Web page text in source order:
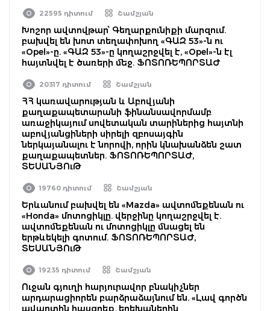
22595 դիտում Շամշյան
Խոշոր ավտովթար՝ Գեղարքունիքի մարզում.
բախվել են խոտ տեղափոխող «ԳԱԶ 53»-ն ու
«Opel»-ը. «ԳԱԶ 53»-ը կողաշրջվել է, «Opel»-ն էլ
հայտնվել է ծառերի մեջ. ՖՈՏՈՌԵՊՈՐՏԱԺ
20317 դիտում Շամշյան
ՀՀ կառավարության և Աբովյանի
քաղաքապետարանի ֆինանսավորմամբ
առաջիկայում սովետական տարիներից հայտնի
աբովյանցիների սիրելի զբոսայգին
ներկայանալու է նորովի, որին կնախանձեն շատ
քաղաքապետներ. ՖՈՏՈՌԵՊՈՐՏԱԺ,
ՏԵՍԱՆՅՈւԹ
19760 դիտում Շամշյան
Երևանում բախվել են «Mazda» ավտոմեքենան ու
«Honda» մոտոցիկլը. վերջինը կողաշրջվել է.
ավտոմեքենան ու մոտոցիկլը մնացել են
երթևեկելի գոտում. ՖՈՏՈՌԵՊՈՐՏԱԺ,
ՏԵՍԱՆՅՈւԹ
19235 դիտում Շամշյան
Ուջան գյուղի հարյուրավոր բնակիչներ
արդարացիորեն բարձրաձայնում են. «Լավ գործն
ավարտին հասցրեք. երեխաներին